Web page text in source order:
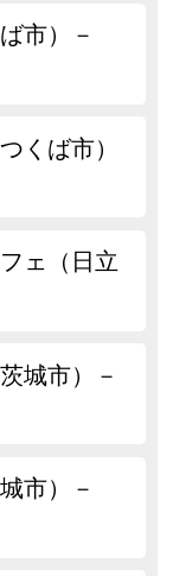
市）－
くば市）
ェ（日立
城市）－
市）－